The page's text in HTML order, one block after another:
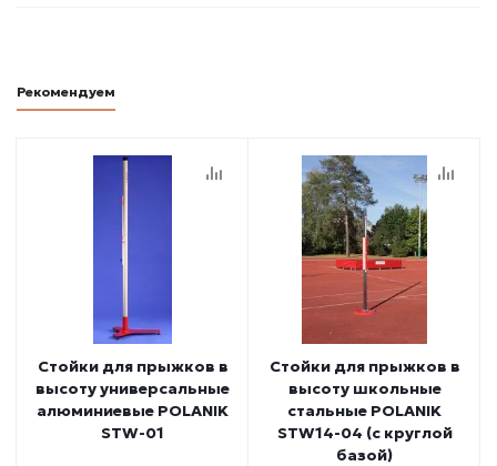
Рекомендуем
Стойки для прыжков в
высоту универсальные
алюминиевые POLANIK
STW-01
Стойки для прыжков в
высоту школьные
стальные POLANIK
STW14-04 (с круглой
базой)